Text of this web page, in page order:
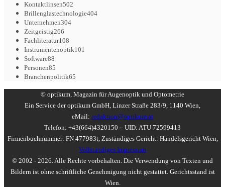
Kontaktlinsen502
Brillenglastechnologie404
Unternehmen304
Zeitgeistig266
Fachliteratur108
Instrumentenoptik101
Software88
Personen85
Branchenpolitik65
© optikum, Magazin für Augenoptik und Optometrie
Ein Service der optikum GmbH, Linzer Straße 283/9, 1140 Wien,
eMail: redaktion@optikum.at
Telefon: +43(664)4320150 – UID: ATU 72599413
Firmenbuchnummer: FN 477983t, Zuständiges Gericht: Handelsgericht Wien,
Vollständiges Impressum
© 2002 - 2026. Alle Rechte vorbehalten. Die Verwendung von Texten und
Bildern ist ohne schriftliche Genehmigung nicht gestattet. Gerichtsstand ist
Wien.